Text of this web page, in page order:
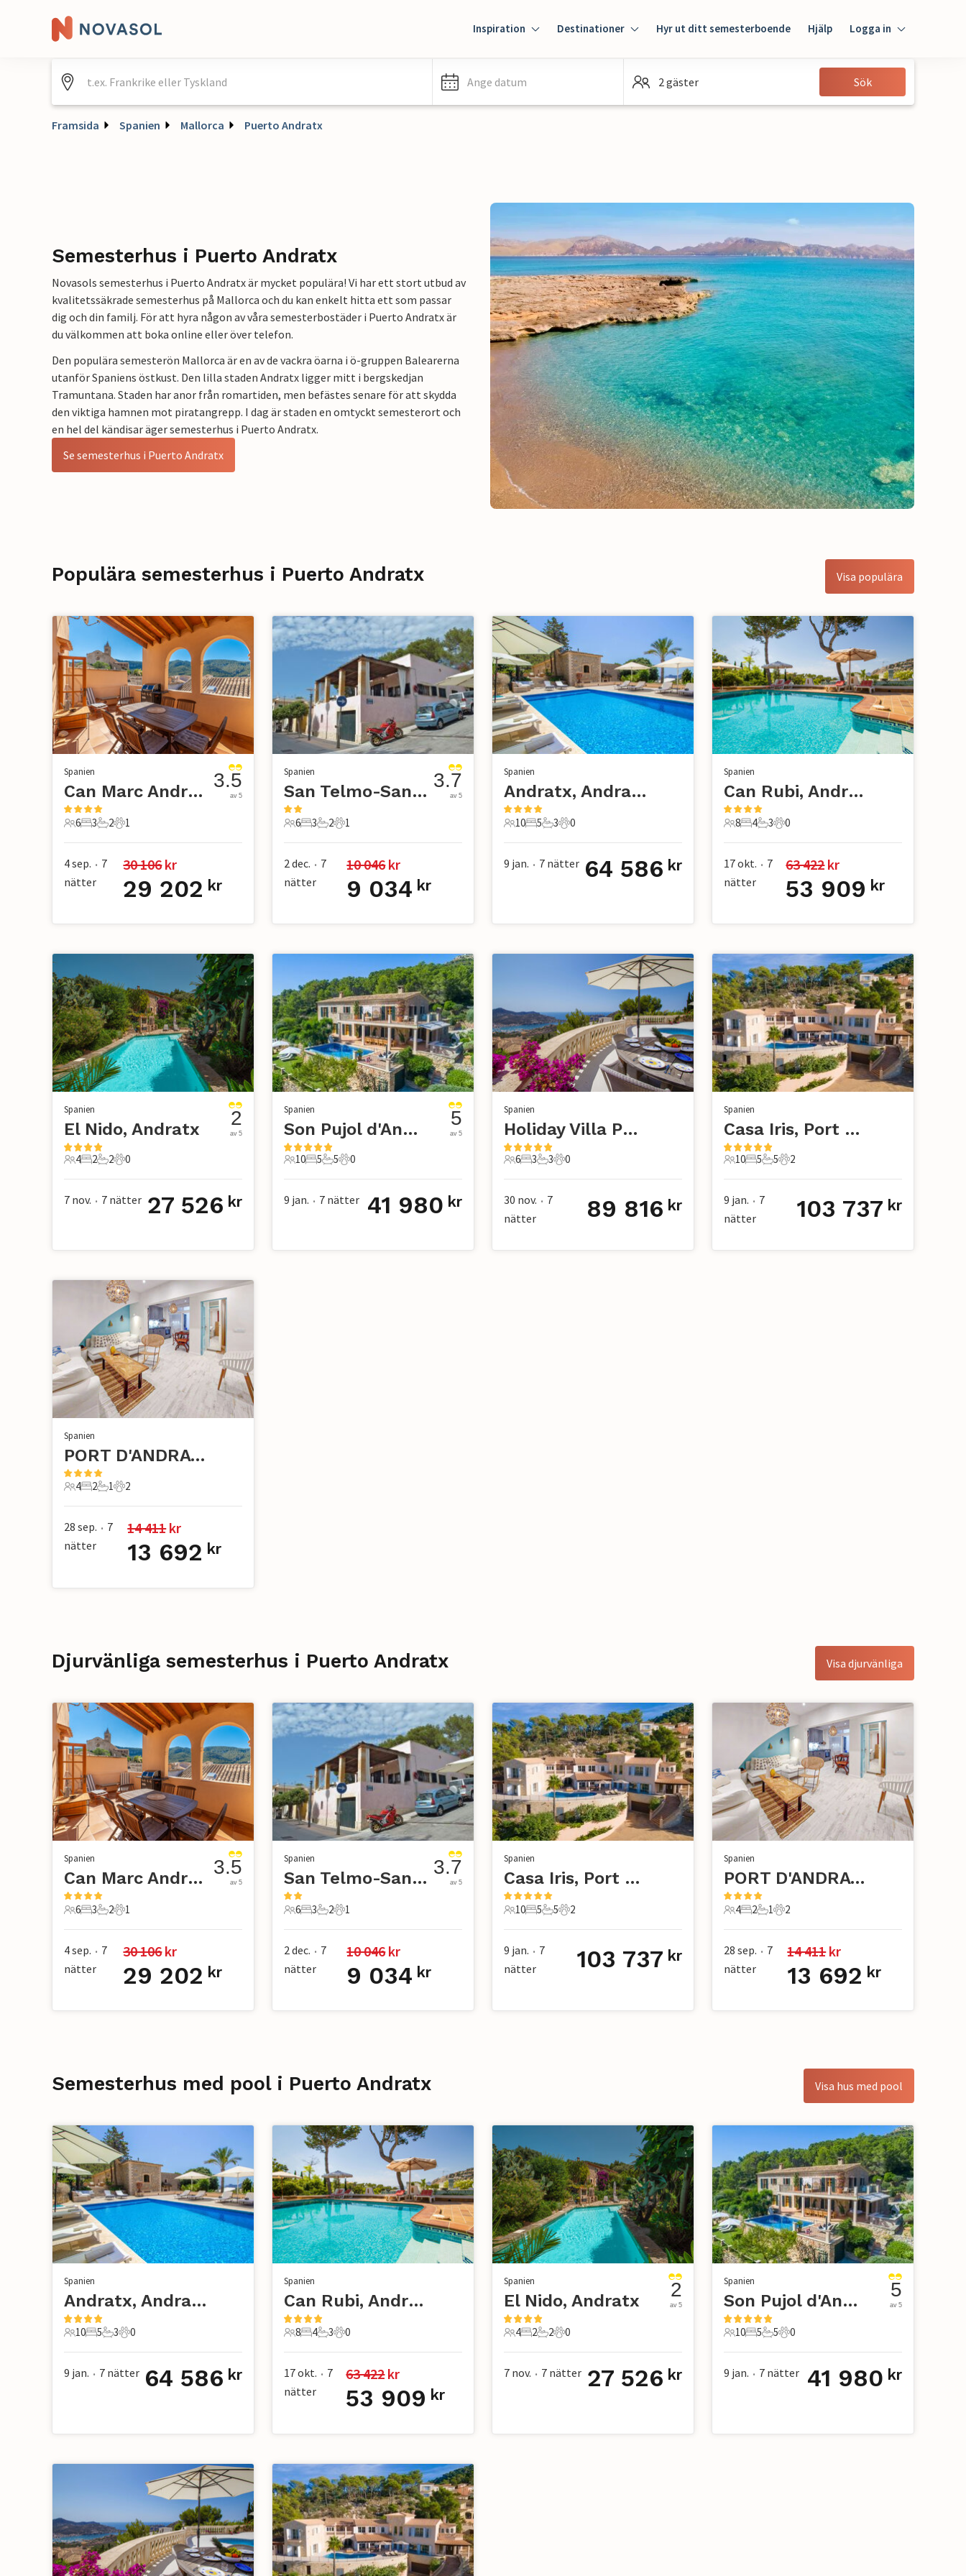
Inspiration Destinationer Hyr ut ditt semesterboende Hjälp Logga in
Gäst
Ange datum 2 gäster Sök
Framsida Spanien Mallorca Puerto Andratx
Semesterhus i Puerto Andratx
Novasols semesterhus i Puerto Andratx är mycket populära! Vi har ett stort utbud av
kvalitetssäkrade semesterhus på Mallorca och du kan enkelt hitta ett som passar
dig och din familj. För att hyra någon av våra semesterbostäder i Puerto Andratx är
du välkommen att boka online eller över telefon.
Den populära semesterön Mallorca är en av de vackra öarna i ö-gruppen Balearerna
utanför Spaniens östkust. Den lilla staden Andratx ligger mitt i bergskedjan
Tramuntana. Staden har anor från romartiden, men befästes senare för att skydda
den viktiga hamnen mot piratangrepp. I dag är staden en omtyckt semesterort och
en hel del kändisar äger semesterhus i Puerto Andratx.
Se semesterhus i Puerto Andratx
Populära semesterhus i Puerto Andratx Visa populära
Spanien
Can Marc Andratx
6 Gäster
6
3 Sovrum
3
2 Badrum
2
1 Husdjur
1
3.5
av 5
4 sep. • 7
nätter
30 106 kr
29 202 kr
Spanien
San Telmo-Sant Elm
6 Gäster
6
3 Sovrum
3
2 Badrum
2
1 Husdjur
1
3.7
av 5
2 dec. • 7
nätter
10 046 kr
9 034 kr
Spanien
Andratx, Andratx
10 Gäster
10
5 Sovrum
5
3 Badrum
3
0 Husdjur
0
9 jan. • 7 nätter 64 586 kr
Spanien
Can Rubi, Andratx
8 Gäster
8
4 Sovrum
4
3 Badrum
3
0 Husdjur
0
17 okt. • 7
nätter
63 422 kr
53 909 kr
Spanien
El Nido, Andratx
4 Gäster
4
2 Sovrum
2
2 Badrum
2
0 Husdjur
0
2
av 5
7 nov. • 7 nätter 27 526 kr
Spanien
Son Pujol d'Andratx, Andratx
10 Gäster
10
5 Sovrum
5
5 Badrum
5
0 Husdjur
0
5
av 5
9 jan. • 7 nätter 41 980 kr
Spanien
Holiday Villa Port d'Andratx, Port d Andratx
6 Gäster
6
3 Sovrum
3
3 Badrum
3
0 Husdjur
0
30 nov. • 7
nätter
89 816 kr
Spanien
Casa Iris, Port d'Andratx
10 Gäster
10
5 Sovrum
5
5 Badrum
5
2 Husdjur
2
9 jan. • 7
nätter
103 737 kr
Spanien
PORT D'ANDRATX
4 Gäster
4
2 Sovrum
2
1 Badrum
1
2 Husdjur
2
28 sep. • 7
nätter
14 411 kr
13 692 kr
Djurvänliga semesterhus i Puerto Andratx Visa djurvänliga
Spanien
Can Marc Andratx
6 Gäster
6
3 Sovrum
3
2 Badrum
2
1 Husdjur
1
3.5
av 5
4 sep. • 7
nätter
30 106 kr
29 202 kr
Spanien
San Telmo-Sant Elm
6 Gäster
6
3 Sovrum
3
2 Badrum
2
1 Husdjur
1
3.7
av 5
2 dec. • 7
nätter
10 046 kr
9 034 kr
Spanien
Casa Iris, Port d'Andratx
10 Gäster
10
5 Sovrum
5
5 Badrum
5
2 Husdjur
2
9 jan. • 7
nätter
103 737 kr
Spanien
PORT D'ANDRATX
4 Gäster
4
2 Sovrum
2
1 Badrum
1
2 Husdjur
2
28 sep. • 7
nätter
14 411 kr
13 692 kr
Semesterhus med pool i Puerto Andratx Visa hus med pool
Spanien
Andratx, Andratx
10 Gäster
10
5 Sovrum
5
3 Badrum
3
0 Husdjur
0
9 jan. • 7 nätter 64 586 kr
Spanien
Can Rubi, Andratx
8 Gäster
8
4 Sovrum
4
3 Badrum
3
0 Husdjur
0
17 okt. • 7
nätter
63 422 kr
53 909 kr
Spanien
El Nido, Andratx
4 Gäster
4
2 Sovrum
2
2 Badrum
2
0 Husdjur
0
2
av 5
7 nov. • 7 nätter 27 526 kr
Spanien
Son Pujol d'Andratx, Andratx
10 Gäster
10
5 Sovrum
5
5 Badrum
5
0 Husdjur
0
5
av 5
9 jan. • 7 nätter 41 980 kr